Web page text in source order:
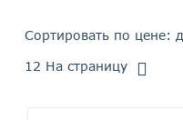
Сортировать по цене:
12 На страницу